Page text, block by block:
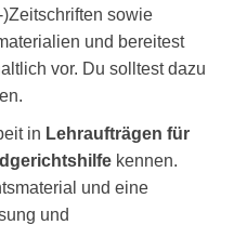
sowie
und bereitest
vor. Du solltest dazu
in Lehraufträgen für
kennen.
und eine
und